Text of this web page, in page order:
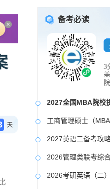
天
备考必读
3
2027全国MBA院校
工商管理硕士（
2027英语二备考攻
2026管理类联考综
2026考研英语（二